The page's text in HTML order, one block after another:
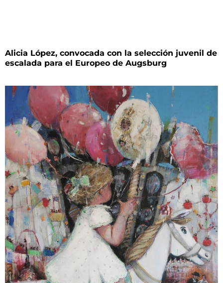
Alicia López, convocada con la selección juvenil de
escalada para el Europeo de Augsburg